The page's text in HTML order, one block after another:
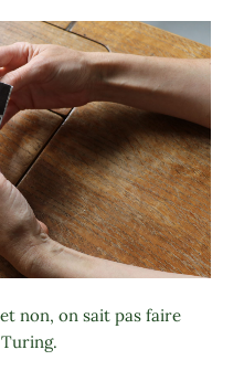
non, on sait pas faire